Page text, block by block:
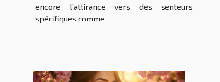
encore l’attirance vers des senteurs
spécifiques comme...